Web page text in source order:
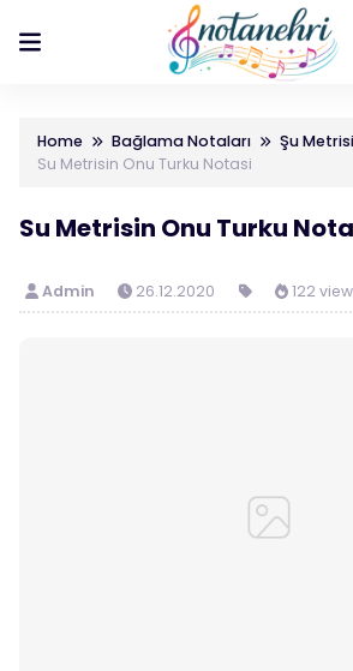
Home Bağlama Notaları
Şu
Su Metrisin Onu Turku Notasi
Su Metrisin Onu Turku
Admin 26.12.2020 122